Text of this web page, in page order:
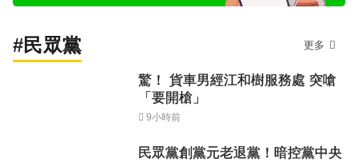
#民眾黨 更多
驚！ 貨車男經江和樹服務處 突嗆
「要開槍」
9小時前
民眾黨創黨元老退黨！暗控黨中央